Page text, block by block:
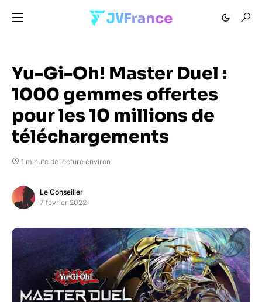
Yu-Gi-Oh! Master Duel :
1000 gemmes offertes
pour les 10 millions de
téléchargements
1 minute de lecture environ
Le Conseiller
7 février 2022